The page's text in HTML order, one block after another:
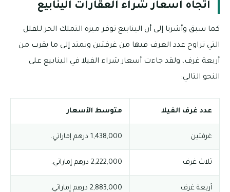
اتجاه اسعار شراء العقارات الينابيع
كما سبق وأشرنا إلى أن الينابيع توفر ميزة التملك الحر للفلل
التي تراوح عدد الغرف فيها من غرفتين وتمتد إلى ما يقرب من
أربعة غرف، ولقد جاءت أسعار شراء الفيلا في الينابيع على
النحو التالي:
عدد غرف الفيلا متوسط الأسعار
غرفتين 1,438,000 درهم إماراتي.
ثلاث غرف 2,222,000 درهم إماراتي.
أربعة غرف 2,883,000 درهم إماراتي.